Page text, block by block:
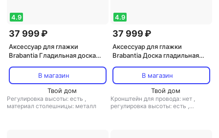
4.9
37 999 ₽
Аксессуар для глажки
Brabantia Гладильная доска
В магазин
Твой дом
Регулировка высоты: есть ,
материал столешницы: металл
4.9
37 999 ₽
Аксессуар для глажки
Brabantia Доска гладильная
В магазин
Твой дом
Кронштейн для провода: нет ,
регулировка высоты: есть ,